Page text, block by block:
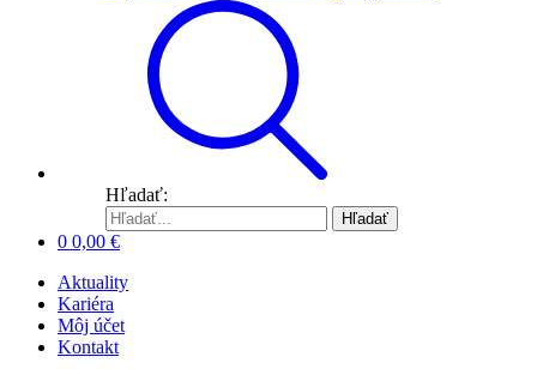
Hľadať:
Hľadať
0 0,00 €
Aktuality
Kariéra
Môj účet
Kontakt